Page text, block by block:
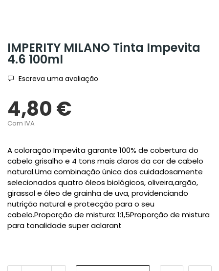
IMPERITY MILANO Tinta Impevita
4.6 100ml
Escreva uma avaliação
4,80 €
Com IVA
A coloração Impevita garante 100% de cobertura do
cabelo grisalho e 4 tons mais claros da cor de cabelo
natural.Uma combinação única dos cuidadosamente
selecionados quatro óleos biológicos, oliveira,argão,
girassol e óleo de grainha de uva, providenciando
nutrição natural e protecção para o seu
cabelo.Proporção de mistura: 1:1,5Proporção de mistura
para tonalidade super aclarant